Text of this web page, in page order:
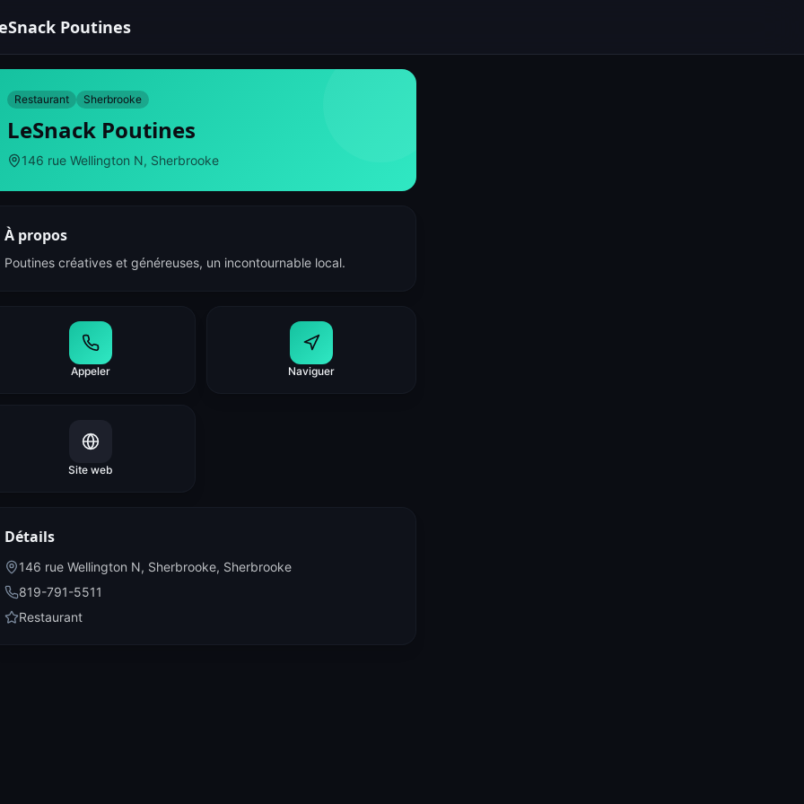
Poutines
Restaurant Sherbrooke
LeSnack Poutines
146 rue Wellington N, Sherbrooke
À propos
Poutines créatives et généreuses, un incontournable local.
Appeler Naviguer
Site web
Détails
146 rue Wellington N, Sherbrooke, Sherbrooke
819-791-5511
Restaurant